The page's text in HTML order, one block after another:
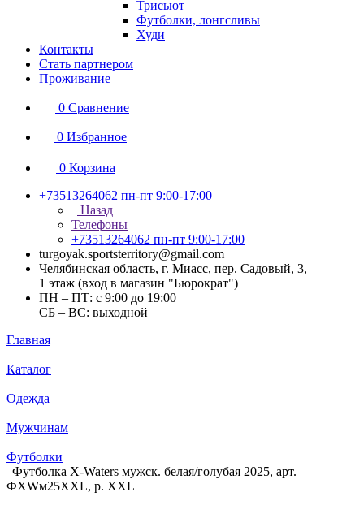
Трисьют
Футболки, лонгсливы
Худи
Контакты
Стать партнером
Проживание
0 Сравнение
0 Избранное
0 Корзина
+73513264062 пн-пт 9:00-17:00
Назад
Телефоны
+73513264062 пн-пт 9:00-17:00
turgoyak.sportsterritory@gmail.com
Челябинская область, г. Миасс, пер. Садовый, 3,
1 этаж (вход в магазин "Бюрократ")
ПН – ПТ: с 9:00 до 19:00
СБ – ВС: выходной
Главная
Каталог
Одежда
Мужчинам
Футболки
Футболка X-Waters мужск. белая/голубая 2025, арт.
ФXWм25XXL, р. XXL